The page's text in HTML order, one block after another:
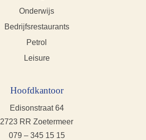
Onderwijs
Bedrijfsrestaurants
Petrol
Leisure
Hoofdkantoor
Edisonstraat 64
2723 RR Zoetermeer
079 – 345 15 15